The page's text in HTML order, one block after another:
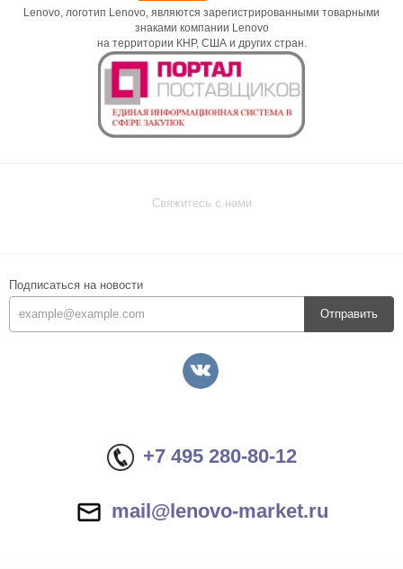
Lenovo, логотип Lenovo, являются зарегистрированными товарными
знаками компании Lenovo
на территории КНР, США и других стран.
Свяжитесь с нами
Подписаться на новости
Отправить
+7 495 280-80-12
mail@lenovo-market.ru